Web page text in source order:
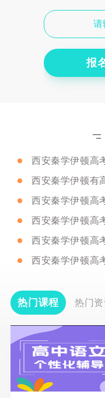
报
西安秦学伊顿高
热门课程 热门